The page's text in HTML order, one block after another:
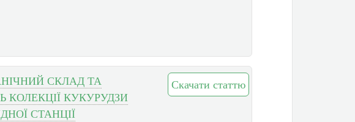
Скачати статтю
СКЛАД ТА
КОЛЕКЦІЇ КУКУРУДЗИ
СТАНЦІЇ